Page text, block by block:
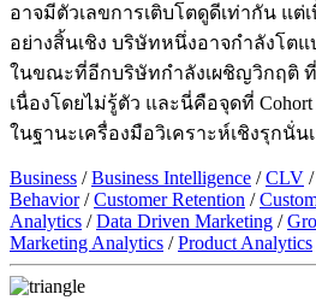
อาจมีตัวเลขการเติบโตดูดีเท่ากัน แต่
อย่างสิ้นเชิง บริษัทหนึ่งอาจกำลังโต
ในขณะที่อีกบริษัทกำลังเผชิญวิกฤติ
เนื่องโดยไม่รู้ตัว และนี่คือจุดที่
ในฐานะเครื่องมือวิเคราะห์เชิงรุกนั่น
Business /Business Intelligence /CLV /
Behavior/Customer Retention /
Analytics /Data Driven Marketing /
Marketing Analytics /Product Analytics